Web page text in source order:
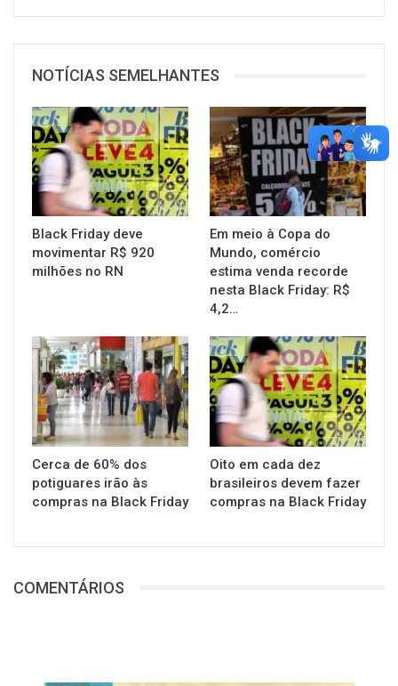
NOTÍCIAS SEMELHANTES
Black Friday deve
movimentar R$ 920
milhões no RN
Em meio à Copa do
Mundo, comércio
estima venda recorde
nesta Black Friday: R$
4,2…
Cerca de 60% dos
potiguares irão às
compras na Black Friday
Oito em cada dez
brasileiros devem fazer
compras na Black Friday
COMENTÁRIOS